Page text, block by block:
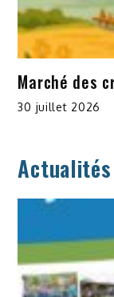
Marché des
30 juillet 2026
Actualités